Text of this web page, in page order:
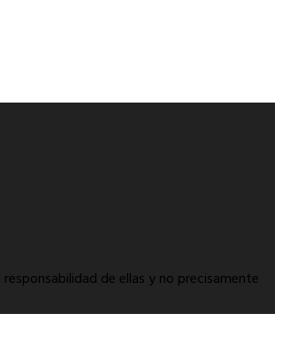
de ellas y no precisamente